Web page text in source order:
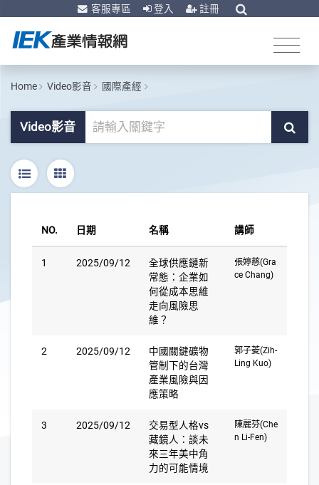
客服專區 登入 註冊
Home Video影音 國際產經
Video影音
NO. 日期 名稱 講師
1 2025/09/12
全球供應鏈新
常態：企業如
何從成本思維
走向風險思
維？
張婷慈(Gra
ce Chang)
2 2025/09/12
中國關鍵礦物
管制下的台灣
產業風險與因
應策略
郭子菱(Zih-
Ling Kuo)
3 2025/09/12
交易型人格vs
藏鏡人：談未
來三年美中角
力的可能情境
陳麗芬(Che
n Li-Fen)